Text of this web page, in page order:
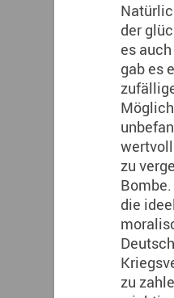
der
es
gab es
zu
die
zu